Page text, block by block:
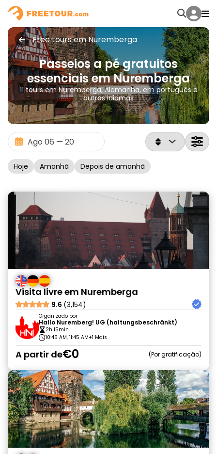
Free tours em Nuremberga
Passeios a pé gratuitos
essenciais em Nuremberga
11 tours em Nuremberga, Alemanha, em português e
outros idiomas
Hoje Amanhã Depois de amanhã
Visita livre em Nuremberga
9.6 (3,154)
Organizado por
Hallo Nuremberg! UG (haltungsbeschränkt)
2h 15min
10:45 AM, 11:45 AM+1 Mais
A partir de€0 Por gratificação